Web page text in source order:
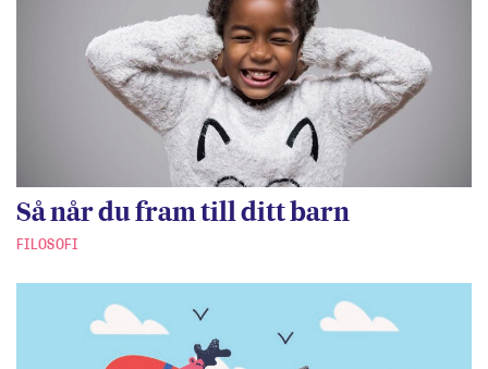
Så når du fram till ditt barn
FILOSOFI